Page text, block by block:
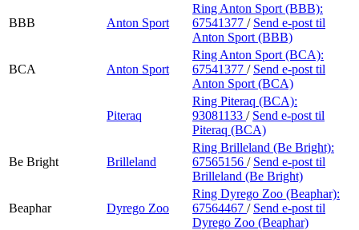
BBB Anton Sport
Ring Anton Sport (BBB):
67541377 / Send e-post til
Anton Sport (BBB)
BCA Anton Sport
Ring Anton Sport (BCA):
67541377 / Send e-post til
Anton Sport (BCA)
Piteraq
Ring Piteraq (BCA):
93081133 / Send e-post til
Piteraq (BCA)
Be Bright Brilleland
Ring Brilleland (Be Bright):
67565156 / Send e-post til
Brilleland (Be Bright)
Beaphar Dyrego Zoo
Ring Dyrego Zoo (Beaphar):
67564467 / Send e-post til
Dyrego Zoo (Beaphar)